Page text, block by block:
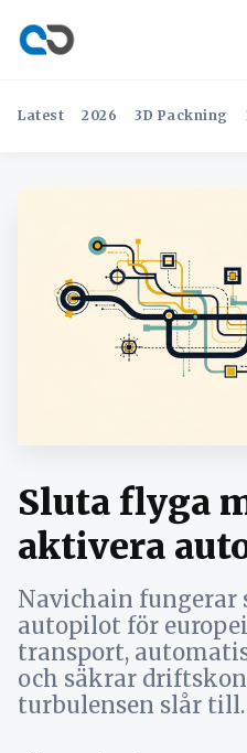
Latest 2026 3D Packning
Sluta flyga
aktivera
Navichain fungerar
autopilot för
transport,
och säkrar
turbulensen slår till.